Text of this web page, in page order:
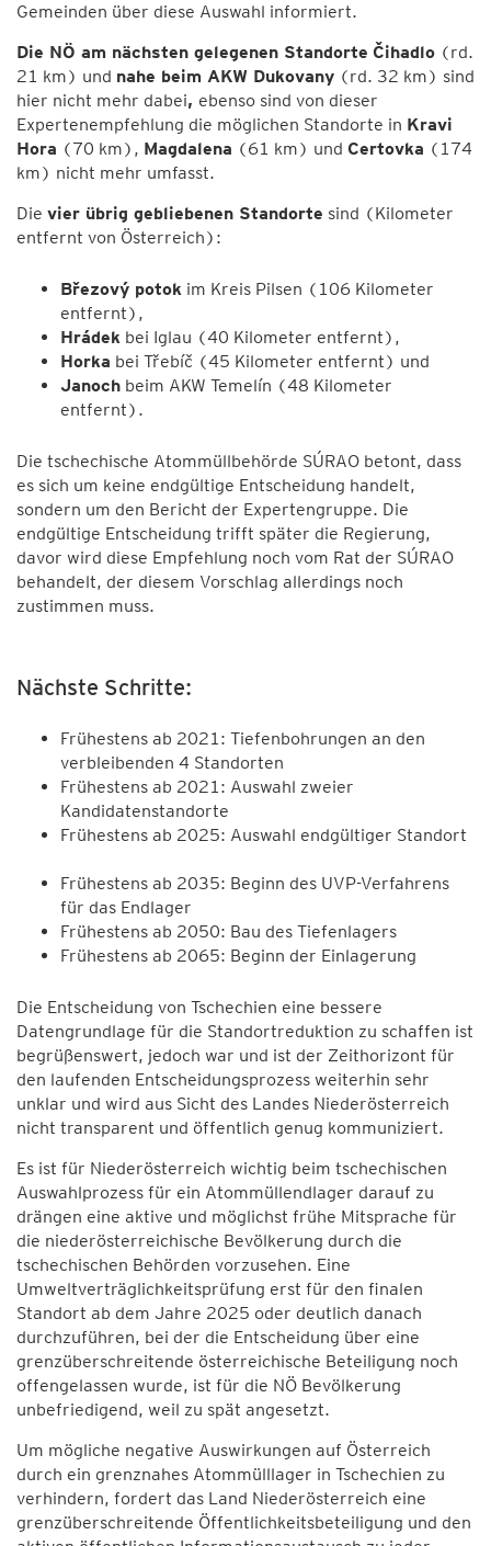
Gemeinden über diese Auswahl informiert.
Die NÖ am nächsten gelegenen Standorte Čihadlo (rd.
21 km) und nahe beim AKW Dukovany (rd. 32 km) sind
hier nicht mehr dabei, ebenso sind von dieser
Expertenempfehlung die möglichen Standorte in Kravi
Hora (70 km), Magdalena (61 km) und Certovka (174
km) nicht mehr umfasst.
Die vier übrig gebliebenen Standorte sind (Kilometer
entfernt von Österreich):
Březový potok im Kreis Pilsen (106 Kilometer
entfernt),
Hrádek bei Iglau (40 Kilometer entfernt),
Horka bei Třebíč (45 Kilometer entfernt) und
Janoch beim AKW Temelín (48 Kilometer
entfernt).
Die tschechische Atommüllbehörde SÚRAO betont, dass
es sich um keine endgültige Entscheidung handelt,
sondern um den Bericht der Expertengruppe. Die
endgültige Entscheidung trifft später die Regierung,
davor wird diese Empfehlung noch vom Rat der SÚRAO
behandelt, der diesem Vorschlag allerdings noch
zustimmen muss.
Nächste Schritte:
Frühestens ab 2021: Tiefenbohrungen an den
verbleibenden 4 Standorten
Frühestens ab 2021: Auswahl zweier
Kandidatenstandorte
Frühestens ab 2025: Auswahl endgültiger Standort
Frühestens ab 2035: Beginn des UVP-Verfahrens
für das Endlager
Frühestens ab 2050: Bau des Tiefenlagers
Frühestens ab 2065: Beginn der Einlagerung
Die Entscheidung von Tschechien eine bessere
Datengrundlage für die Standortreduktion zu schaffen ist
begrüßenswert, jedoch war und ist der Zeithorizont für
den laufenden Entscheidungsprozess weiterhin sehr
unklar und wird aus Sicht des Landes Niederösterreich
nicht transparent und öffentlich genug kommuniziert.
Es ist für Niederösterreich wichtig beim tschechischen
Auswahlprozess für ein Atommüllendlager darauf zu
drängen eine aktive und möglichst frühe Mitsprache für
die niederösterreichische Bevölkerung durch die
tschechischen Behörden vorzusehen. Eine
Umweltverträglichkeitsprüfung erst für den finalen
Standort ab dem Jahre 2025 oder deutlich danach
durchzuführen, bei der die Entscheidung über eine
grenzüberschreitende österreichische Beteiligung noch
offengelassen wurde, ist für die NÖ Bevölkerung
unbefriedigend, weil zu spät angesetzt.
Um mögliche negative Auswirkungen auf Österreich
durch ein grenznahes Atommülllager in Tschechien zu
verhindern, fordert das Land Niederösterreich eine
grenzüberschreitende Öffentlichkeitsbeteiligung und den